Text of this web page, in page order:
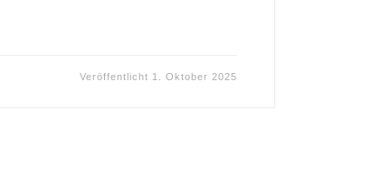
Veröffentlicht 1. Oktober 2025